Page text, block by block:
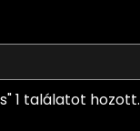
1 találatot hozott.